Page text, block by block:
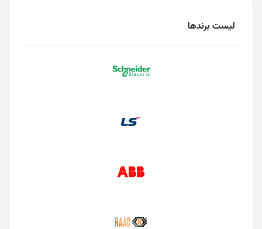
لیست برندها